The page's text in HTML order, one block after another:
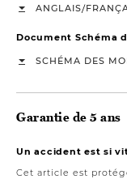
ANGLAIS/
Document Schéma
SCHÉMA DES
Garantie de 5 ans
Un accident est si
Cet article est